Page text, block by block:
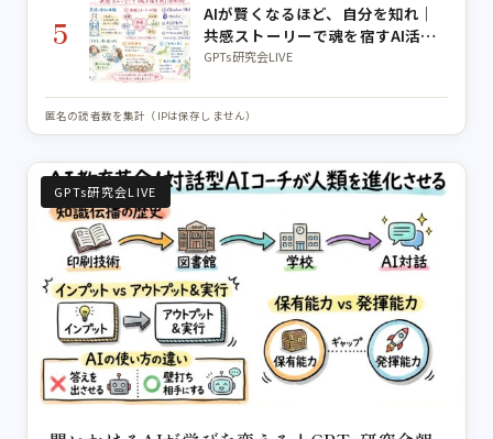
5
AIが賢くなるほど、自分を知れ｜
共感ストーリーで魂を宿すAI活用
術【公ちゃんコラボ】
GPTs研究会LIVE
匿名の読者数を集計（IPは保存しません）
GPTs研究会LIVE